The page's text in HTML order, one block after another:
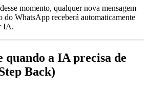
momento, qualquer nova mensagem
do WhatsApp receberá automaticamente
IA.
quando a IA precisa de
Back)